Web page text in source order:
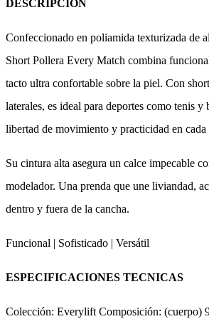
DESCRIPCIÓN
Confeccionado en poliamida texturizada de
Short Pollera Every Match combina
tacto ultra confortable sobre la piel. Con
laterales, es ideal para deportes como tenis y
libertad de movimiento y practicidad en cada
Su cintura alta asegura un calce impecable
modelador. Una prenda que une liviandad,
dentro y fuera de la cancha.
Funcional | Sofisticado | Versátil
ESPECIFICACIONES TECNICAS
Colección: Everylift Composición: (cuerpo)